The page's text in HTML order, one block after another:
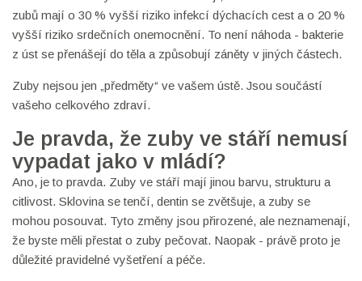
zubů mají o 30 % vyšší riziko infekcí dýchacích cest a o 20 %
vyšší riziko srdečních onemocnění. To není náhoda - bakterie
z úst se přenášejí do těla a způsobují záněty v jiných částech.
Zuby nejsou jen „předměty“ ve vašem ústě. Jsou součástí
vašeho celkového zdraví.
Je pravda, že zuby ve stáří nemusí
vypadat jako v mládí?
Ano, je to pravda. Zuby ve stáří mají jinou barvu, strukturu a
citlivost. Sklovina se tenčí, dentin se zvětšuje, a zuby se
mohou posouvat. Tyto změny jsou přirozené, ale neznamenají,
že byste měli přestat o zuby pečovat. Naopak - právě proto je
důležité pravidelné vyšetření a péče.